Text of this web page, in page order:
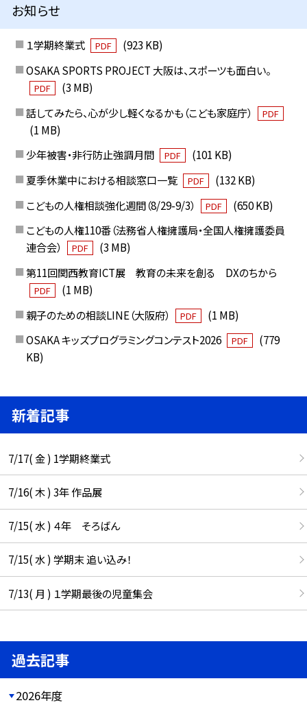
お知らせ
１学期終業式 PDF
(923 KB)
OSAKA SPORTS PROJECT 大阪は、スポーツも面白い。
PDF
(3 MB)
話してみたら、心が少し軽くなるかも（こども家庭庁）
PDF
(1 MB)
少年被害・非行防止強調月間
PDF
(101 KB)
夏季休業中における相談窓口一覧
PDF
(132 KB)
こどもの人権相談強化週間（8/29-9/3）
PDF
(650 KB)
こどもの人権110番（法務省人権擁護局・全国人権擁護委員
連合会）
PDF
(3 MB)
第11回関西教育ICT展 教育の未来を創る DXのちから
PDF
(1 MB)
親子のための相談LINE（大阪府）
PDF
(1 MB)
OSAKA キッズプログラミングコンテスト2026
PDF
(779
KB)
新着記事
7/17( 金 ) 1学期終業式
7/16( 木 ) 3年 作品展
7/15( 水 ) ４年 そろばん
7/15( 水 ) 学期末 追い込み！
7/13( 月 ) １学期最後の児童集会
過去記事
2026年度